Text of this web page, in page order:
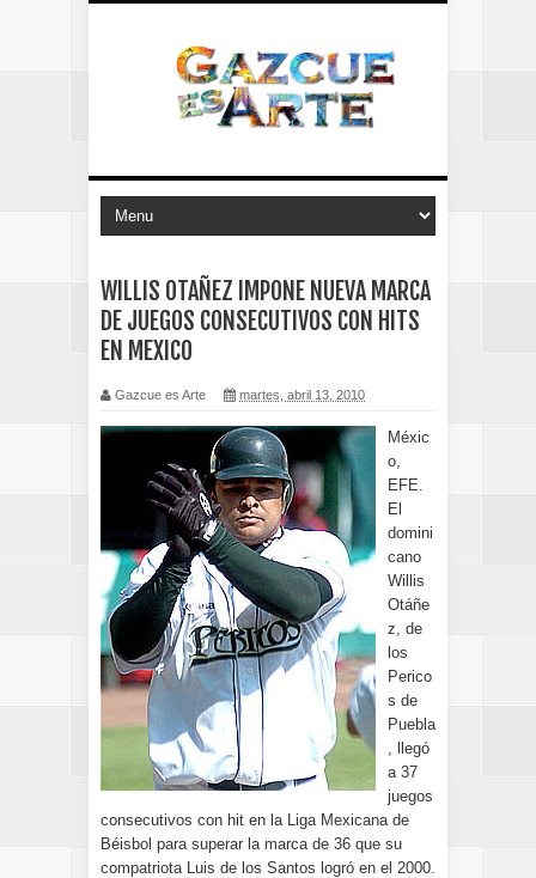
WILLIS OTAÑEZ IMPONE NUEVA MARCA
DE JUEGOS CONSECUTIVOS CON HITS
EN MEXICO
Gazcue es Arte martes, abril 13, 2010
Méxic
o,
EFE.
El
domini
cano
Willis
Otáñe
z, de
los
Perico
s de
Puebla
, llegó
a 37
juegos
consecutivos con hit en la Liga Mexicana de
Béisbol para superar la marca de 36 que su
compatriota Luis de los Santos logró en el 2000.